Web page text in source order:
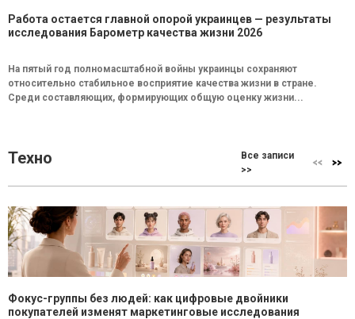
Работа остается главной опорой украинцев — результаты
исследования Барометр качества жизни 2026
На пятый год полномасштабной войны украинцы сохраняют
относительно стабильное восприятие качества жизни в стране.
Среди составляющих, формирующих общую оценку жизни...
Техно
Все записи
>>
Фокус-группы без людей: как цифровые двойники
покупателей изменят маркетинговые исследования